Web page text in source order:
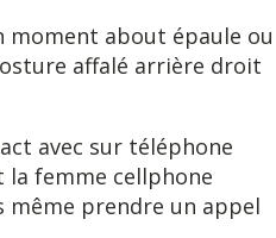
moment about épaule ou
affalé arrière droit
avec sur téléphone
la femme cellphone
prendre un appel